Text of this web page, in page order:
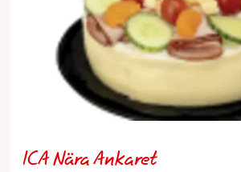
ICA Nära Ankaret